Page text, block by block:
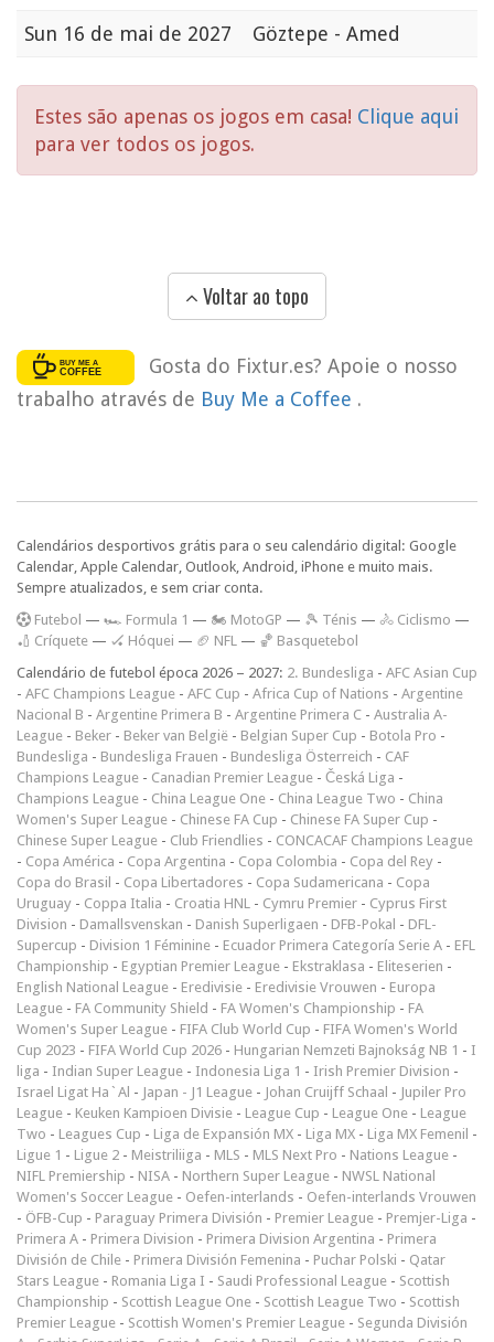
Sun 16 de mai de 2027 Göztepe - Amed
Estes são apenas os jogos em casa! Clique aqui
para ver todos os jogos.
Voltar ao topo
Gosta do Fixtur.es? Apoie o nosso
trabalho através de Buy Me a Coffee .
Calendários desportivos grátis para o seu calendário digital: Google
Calendar, Apple Calendar, Outlook, Android, iPhone e muito mais.
Sempre atualizados, e sem criar conta.
Futebol — 🏎️ Formula 1 — 🏍 MotoGP — 🎾 Ténis — 🚴 Ciclismo —
🏏 Críquete — 🏑 Hóquei — 🏈 NFL — 🏀 Basquetebol
Calendário de futebol época 2026 – 2027: 2. Bundesliga - AFC Asian Cup
- AFC Champions League - AFC Cup - Africa Cup of Nations - Argentine
Nacional B - Argentine Primera B - Argentine Primera C - Australia A-
League - Beker - Beker van België - Belgian Super Cup - Botola Pro -
Bundesliga - Bundesliga Frauen - Bundesliga Österreich - CAF
Champions League - Canadian Premier League - Česká Liga -
Champions League - China League One - China League Two - China
Women's Super League - Chinese FA Cup - Chinese FA Super Cup -
Chinese Super League - Club Friendlies - CONCACAF Champions League
- Copa América - Copa Argentina - Copa Colombia - Copa del Rey -
Copa do Brasil - Copa Libertadores - Copa Sudamericana - Copa
Uruguay - Coppa Italia - Croatia HNL - Cymru Premier - Cyprus First
Division - Damallsvenskan - Danish Superligaen - DFB-Pokal - DFL-
Supercup - Division 1 Féminine - Ecuador Primera Categoría Serie A - EFL
Championship - Egyptian Premier League - Ekstraklasa - Eliteserien -
English National League - Eredivisie - Eredivisie Vrouwen - Europa
League - FA Community Shield - FA Women's Championship - FA
Women's Super League - FIFA Club World Cup - FIFA Women's World
Cup 2023 - FIFA World Cup 2026 - Hungarian Nemzeti Bajnokság NB 1 - I
liga - Indian Super League - Indonesia Liga 1 - Irish Premier Division -
Israel Ligat Ha`Al - Japan - J1 League - Johan Cruijff Schaal - Jupiler Pro
League - Keuken Kampioen Divisie - League Cup - League One - League
Two - Leagues Cup - Liga de Expansión MX - Liga MX - Liga MX Femenil -
Ligue 1 - Ligue 2 - Meistriliiga - MLS - MLS Next Pro - Nations League -
NIFL Premiership - NISA - Northern Super League - NWSL National
Women's Soccer League - Oefen-interlands - Oefen-interlands Vrouwen
- ÖFB-Cup - Paraguay Primera División - Premier League - Premjer-Liga -
Primera A - Primera Division - Primera Division Argentina - Primera
División de Chile - Primera División Femenina - Puchar Polski - Qatar
Stars League - Romania Liga I - Saudi Professional League - Scottish
Championship - Scottish League One - Scottish League Two - Scottish
Premier League - Scottish Women's Premier League - Segunda División